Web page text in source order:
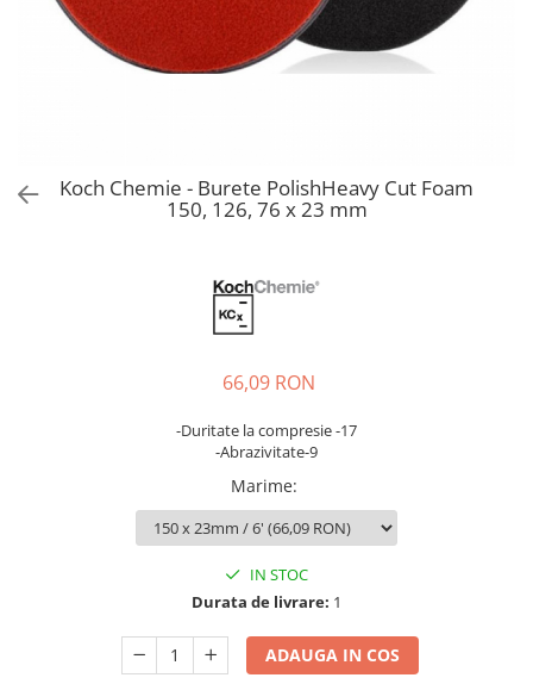
Bord | Plastice Interioare
Parfumuri | Odorizante
CEARA | SEALANT | TRATAMENTE
LAVETE | PROSOAPE
Koch Chemie - Burete PolishHeavy Cut Foam
150, 126, 76 x 23 mm
66,09 RON
-Duritate la compresie -17
-Abrazivitate-9
Marime:
IN STOC
Durata de livrare: 1
ADAUGA IN COS